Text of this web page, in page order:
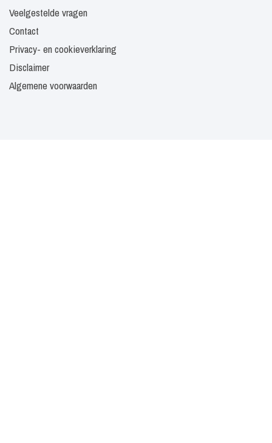
Veelgestelde vragen
Contact
Privacy- en cookieverklaring
Disclaimer
Algemene voorwaarden